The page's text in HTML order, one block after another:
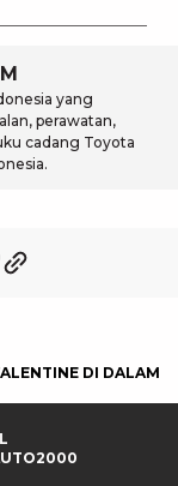
yang
perawatan,
cadang Toyota
DI DALAM